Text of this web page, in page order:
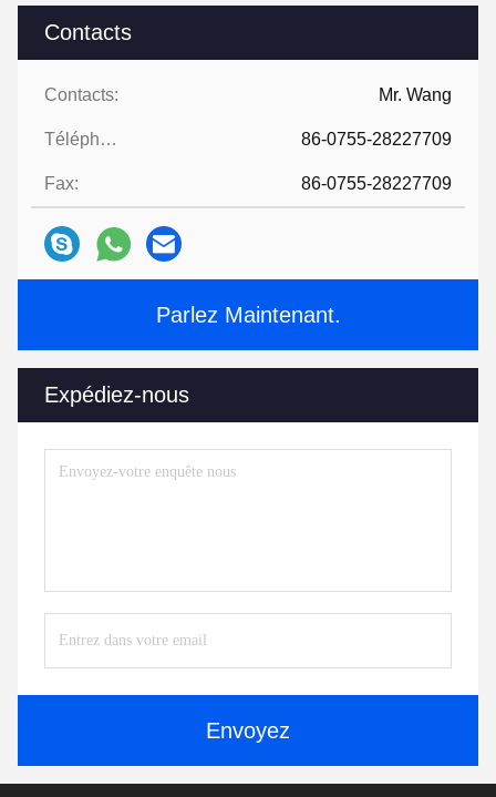
Contacts
Contacts: Mr. Wang
Téléphone: 86-0755-28227709
Fax: 86-0755-28227709
Parlez Maintenant.
Expédiez-nous
Envoyez